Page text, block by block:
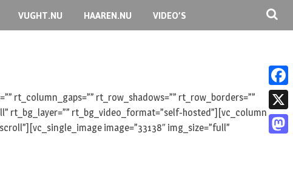
VUGHT.NU HAAREN.NU VIDEO’S
rt_row_shadows=”” rt_row_borders=””
rt_bg_layer=”” rt_bg_video_format=”self-hosted”][vc_column
image=”33138″ img_size=”full”
F
a
c
X